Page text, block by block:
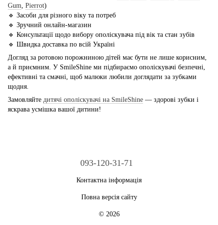
Gum Pierrot)
🔹 Засоби для різного віку та потреб
🔹 Зручний онлайн-магазин
🔹 Консультації щодо вибору ополіскувача під вік та стан зубів
🔹 Швидка доставка по всій Україні
Догляд за ротовою порожниною дітей має бути не лише корисним,
а й приємним. У SmileShine ми підбираємо ополіскувачі безпечні,
ефективні та смачні, щоб малюки любили доглядати за зубками
щодня.
Замовляйте дитячі ополіскувачі на SmileShine — здорові зубки і
яскрава усмішка вашої дитини!
093-120-31-71
Контактна інформація
Повна версія сайту
© 2026